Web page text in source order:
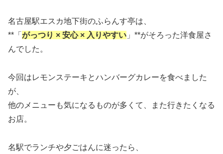
名古屋駅エスカ地下街のふらんす亭は、
**「 がっつり × 安心 × 入りやすい 」**がそろった洋食屋さ
んでした。
今回はレモンステーキとハンバーグカレーを食べました
が、
他のメニューも気になるものが多くて、また行きたくなる
お店。
名駅でランチや夕ごはんに迷ったら、